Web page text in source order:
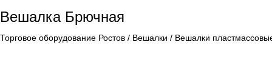
Вешалка Брючная
Торговое оборудование Ростов / Вешалки / Вешалки